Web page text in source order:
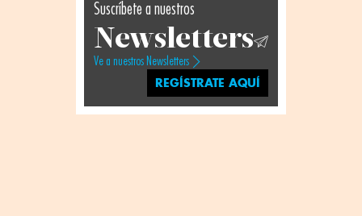
Suscríbete a nuestros
Newsletters
Ve a nuestros Newsletters
REGÍSTRATE AQUÍ